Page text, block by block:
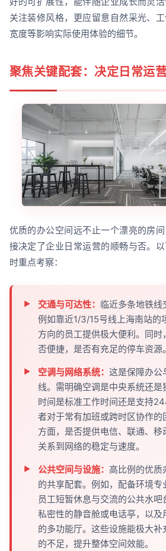
关注装修风格，更应留意自然采光、
宽度等影响实际使用体验的细节。
聚焦关键配套：决定日常运
优质的办公空间远不止一个漂亮的房
接决定了企业日常运营的顺畅与否。
时重点考察：
交通与可达性： 临近多条地铁线
例如靠近1/3/15号线上海南站的
方向的员工提供极大便利。同
否便捷，是否有充足的停车资源。
空调与网络系统： 这是保障办公
线。需明确空调是中央系统还是
时间是标准工作时间还是支持
者对于常有加班或跨时区协作的
方面，是否提供电信、联通、
关系到网络的稳定与速度。
公共空间与设施： 高比例的优质
的共享配套。例如，配备环境
员工短暂休息与交流的公共水
私密性的静音舱或电话亭，以及
的多功能厅。这些设施能极大补
的不足，提升整体空间效能。